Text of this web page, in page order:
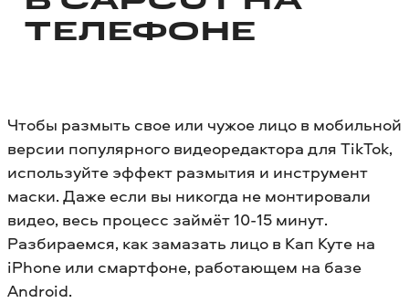
ТЕЛЕФОНЕ
Чтобы размыть свое или чужое лицо в мобильной
версии популярного видеоредактора для TikTok,
используйте эффект размытия и инструмент
маски. Даже если вы никогда не монтировали
видео, весь процесс займёт 10-15 минут.
Разбираемся, как замазать лицо в Кап Куте на
iPhone или смартфоне, работающем на базе
Android.